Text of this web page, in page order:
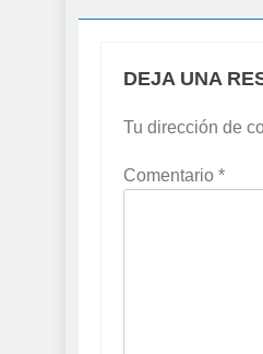
DEJA UNA
Tu dirección de
Comentario *